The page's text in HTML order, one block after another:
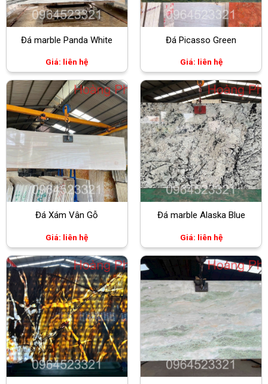
Đá marble Panda White
Giá: liên hệ
Đá Picasso Green
Giá: liên hệ
Đá Xám Vân Gỗ
Giá: liên hệ
Đá marble Alaska Blue
Giá: liên hệ